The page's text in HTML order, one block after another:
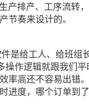
产排产、工序流转，
节奏来设计的。
是给工人、给班组
作逻辑就跟我们
率高还不容易出错
进度，哪个订单到